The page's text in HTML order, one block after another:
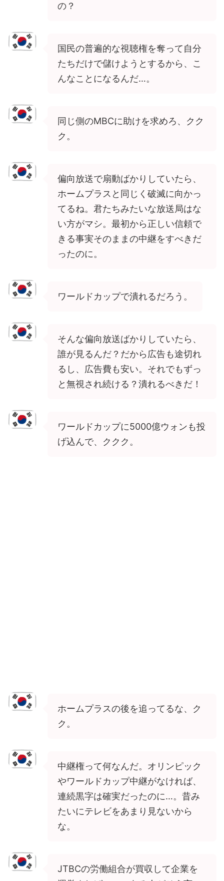
の？
国民の普遍的な視聴権を奪って自分
たちだけで儲けようとするから、こ
んなことになるんだ…。
同じ側のMBCに助けを求めろ、クク
ク。
偏向放送で扇動ばかりしていたら、
ホームプラスと同じく破滅に向かっ
てるね。君たちみたいな放送局はな
い方がマシ。最初から正しい信頼で
きる事実そのままの中継をすべきだ
ったのに。
ワールドカップで潰れるだろう。
そんな偏向放送ばかりしていたら、
誰が見るんだ？だから広告も途切れ
るし、広告費も安い。それでもずっ
と無視され続ける？潰れるべきだ！
ワールドカップに5000億ウォンも投
げ込んで、ククク。
ホームプラスの後を追ってるな、ク
ク。
中継権って何なんだ。オリンピック
やワールドカップ中継がなければ、
連続黒字は確実だったのに…。昔み
たいにテレビをあまり見ないから
な。
JTBCの労働組合が買収して企業を